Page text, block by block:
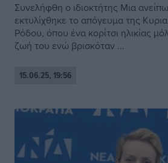
Συνελήφθη ο ιδιοκτήτης Μια
εκτυλίχθηκε το απόγευμα της
Ρόδου, όπου ένα κορίτσι ηλικίας
ζωή του ενώ βρισκόταν ...
15.06.25, 19:56